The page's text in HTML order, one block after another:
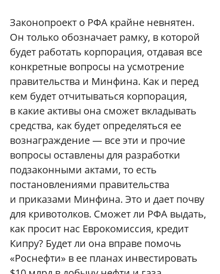
Законопроект о РФА крайне невнятен.
Он только обозначает рамку, в которой
будет работать корпорация, отдавая все
конкретные вопросы на усмотрение
правительства и Минфина. Как и перед
кем будет отчитываться корпорация,
в какие активы она сможет вкладывать
средства, как будет определяться ее
вознаграждение — все эти и прочие
вопросы оставлены для разработки
подзаконными актами, то есть
постановлениями правительства
и приказами Минфина. Это и дает почву
для кривотолков. Сможет ли РФА выдать,
как просит нас Еврокомиссия, кредит
Кипру? Будет ли она вправе помочь
«Роснефти» в ее планах инвестировать